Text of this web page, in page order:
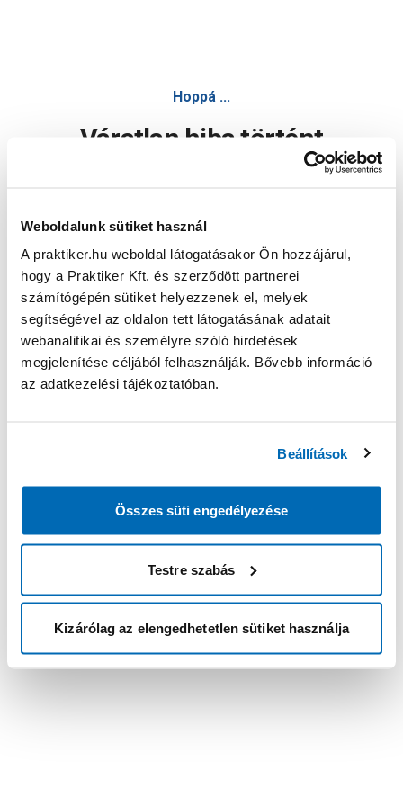
Weboldalunk sütiket használ
A praktiker.hu weboldal látogatásakor Ön hozzájárul,
hogy a Praktiker Kft. és szerződött partnerei
számítógépén sütiket helyezzenek el, melyek
segítségével az oldalon tett látogatásának adatait
webanalitikai és személyre szóló hirdetések
megjelenítése céljából felhasználják. Bővebb információ
az adatkezelési tájékoztatóban.
Beállítások
Összes süti engedélyezése
Testre szabás
Kizárólag az elengedhetetlen sütiket használja
Hoppá ...
Váratlan hiba történt
Oldal újratöltése